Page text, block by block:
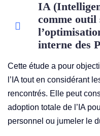
IA
comme outil
interne des
Cette étude a pour
l’IA tout en considérant
rencontrés. Elle peut
adoption totale de l’IA
personnel ou jumeler le